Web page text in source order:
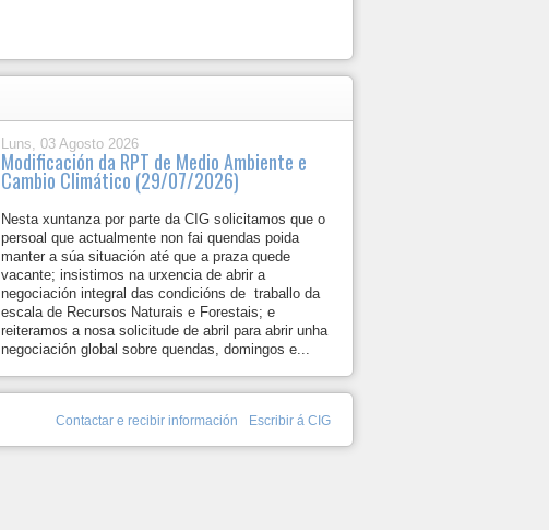
Luns, 03 Agosto 2026
Modificación da RPT de Medio Ambiente e
Cambio Climático (29/07/2026)
Nesta xuntanza por parte da CIG solicitamos que o
persoal que actualmente non fai quendas poida
manter a súa situación até que a praza quede
vacante; insistimos na urxencia de abrir a
negociación integral das condicións de traballo da
escala de Recursos Naturais e Forestais; e
reiteramos a nosa solicitude de abril para abrir unha
negociación global sobre quendas, domingos e...
Escribir á CIG
Contactar e recibir información